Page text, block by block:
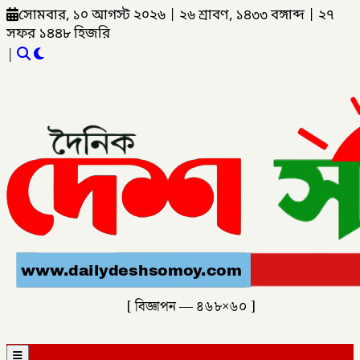
সোমবার, ১০ আগস্ট ২০২৬ ২৬ শ্রাবণ, ১৪৩৩ বঙ্গাব্দ
২৭
সফর ১৪৪৮ হিজরি
|
[ বিজ্ঞাপন — ৪৬৮×৬০ ]